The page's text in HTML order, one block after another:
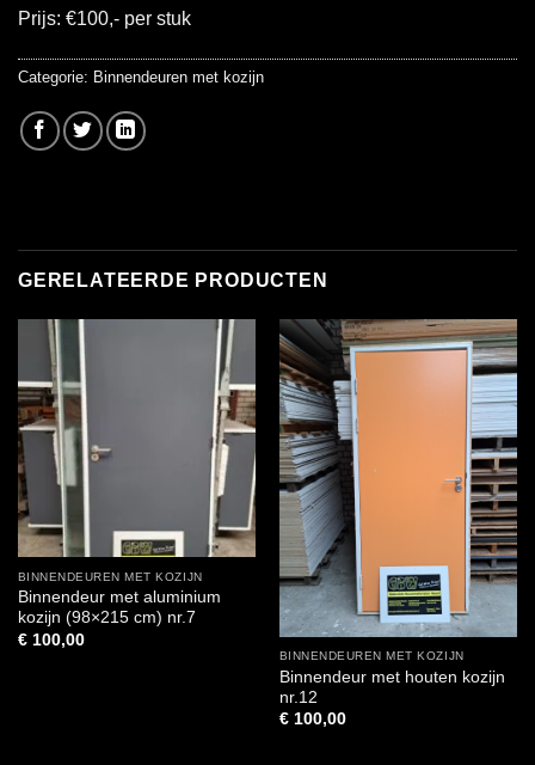
Prijs: €100,- per stuk
Categorie: Binnendeuren met kozijn
GERELATEERDE PRODUCTEN
BINNENDEUREN MET KOZIJN
Binnendeur met aluminium
kozijn (98×215 cm) nr.7
€100,00
BINNENDEUREN MET KOZIJN
Binnendeur met houten kozijn
nr.12
€100,00